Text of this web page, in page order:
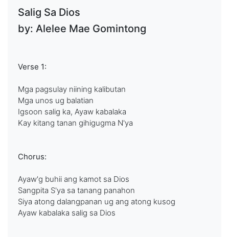
Salig Sa Dios
by: Alelee Mae Gomintong
Verse 1:
Mga pagsulay niining kalibutan
Mga unos ug balatian
Igsoon salig ka, Ayaw kabalaka
Kay kitang tanan gihigugma N'ya
Chorus:
Ayaw'g buhii ang kamot sa Dios
Sangpita S'ya sa tanang panahon
Siya atong dalangpanan ug ang atong kusog
Ayaw kabalaka salig sa Dios